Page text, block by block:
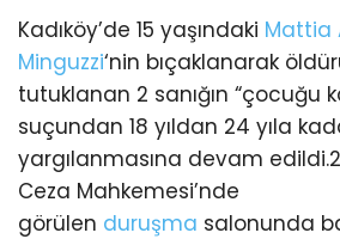
Kadıköy’de 15 yaşındaki Mattia
Minguzzi‘nin bıçaklanarak
tutuklanan 2 sanığın “çocuğu
suçundan 18 yıldan 24 yıla
yargılanmasına devam
Ceza Mahkemesi’nde
görülen duruşma salonunda